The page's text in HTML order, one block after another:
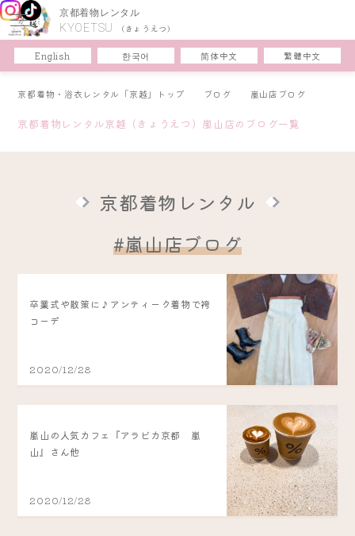
京都着物レンタル
KYOETSU (きょうえつ)
English 한국어 简体中文 繁體中文
京都着物・浴衣レンタル「京越」トップ ブログ 嵐山店ブログ
京都着物レンタル京越（きょうえつ）嵐山店のブログ一覧
京都着物レンタル
#嵐山店ブログ
卒業式や散策に♪アンティーク着物で袴
コーデ
2020/12/28
嵐山の人気カフェ『アラビカ京都 嵐
山』さん他
2020/12/28